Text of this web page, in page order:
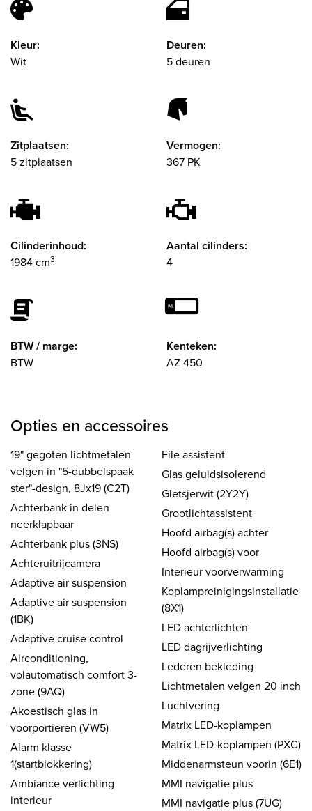
Kleur:
Wit
Deuren:
5 deuren
Zitplaatsen:
5 zitplaatsen
Vermogen:
367 PK
Cilinderinhoud:
1984 cm3
Aantal cilinders:
4
BTW / marge:
BTW
Kenteken:
AZ 450
Opties en accessoires
19" gegoten lichtmetalen
velgen in "5-dubbelspaak
ster"-design, 8Jx19 (C2T)
Achterbank in delen
neerklapbaar
Achterbank plus (3NS)
Achteruitrijcamera
Adaptive air suspension
Adaptive air suspension
(1BK)
Adaptive cruise control
Airconditioning,
volautomatisch comfort 3-
zone (9AQ)
Akoestisch glas in
voorportieren (VW5)
Alarm klasse
1(startblokkering)
Ambiance verlichting
interieur
File assistent
Glas geluidsisolerend
Gletsjerwit (2Y2Y)
Grootlichtassistent
Hoofd airbag(s) achter
Hoofd airbag(s) voor
Interieur voorverwarming
Koplampreinigingsinstallatie
(8X1)
LED achterlichten
LED dagrijverlichting
Lederen bekleding
Lichtmetalen velgen 20 inch
Luchtvering
Matrix LED-koplampen
Matrix LED-koplampen (PXC)
Middenarmsteun voorin (6E1)
MMI navigatie plus
MMI navigatie plus (7UG)